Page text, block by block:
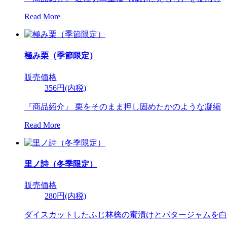
Read More
極み栗（季節限定）
販売価格
356円(内税)
『商品紹介』 栗をそのまま押し固めたかのような凝縮
Read More
里ノ詩（冬季限定）
販売価格
280円(内税)
ダイスカットしたふじ林檎の蜜漬けとバタージャムを